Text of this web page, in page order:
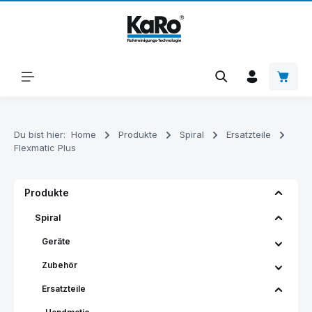
Zum Hauptinhalt springen
Du bist hier: Home Produkte Spiral
Ersatzteile
Flexmatic Plus
Produkte
Spiral
Geräte
Zubehör
Ersatzteile